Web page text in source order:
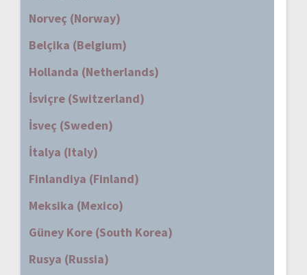
Norveç (Norway)
Belçika (Belgium)
Hollanda (Netherlands)
İsviçre (Switzerland)
İsveç (Sweden)
İtalya (Italy)
Finlandiya (Finland)
Meksika (Mexico)
Güney Kore (South Korea)
Rusya (Russia)